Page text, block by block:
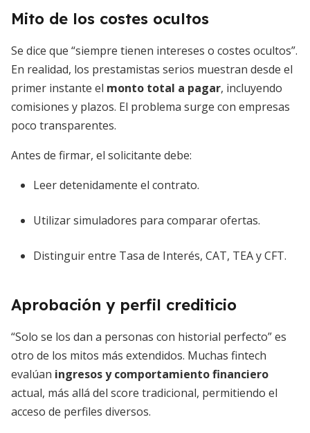
Mito de los costes ocultos
Se dice que “siempre tienen intereses o costes ocultos”.
En realidad, los prestamistas serios muestran desde el
primer instante el monto total a pagar, incluyendo
comisiones y plazos. El problema surge con empresas
poco transparentes.
Antes de firmar, el solicitante debe:
Leer detenidamente el contrato.
Utilizar simuladores para comparar ofertas.
Distinguir entre Tasa de Interés, CAT, TEA y CFT.
Aprobación y perfil crediticio
“Solo se los dan a personas con historial perfecto” es
otro de los mitos más extendidos. Muchas fintech
evalúan ingresos y comportamiento financiero
actual, más allá del score tradicional, permitiendo el
acceso de perfiles diversos.